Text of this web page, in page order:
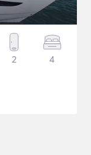
2 4